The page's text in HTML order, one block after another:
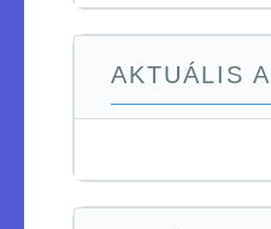
AKTUÁLIS